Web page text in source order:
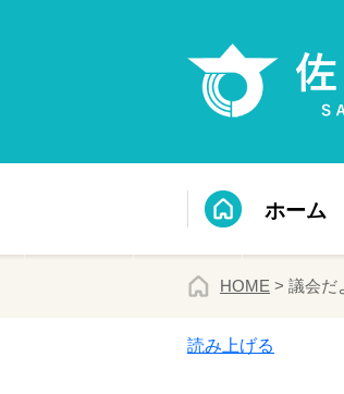
ホーム
HOME > 議会
読み上げる